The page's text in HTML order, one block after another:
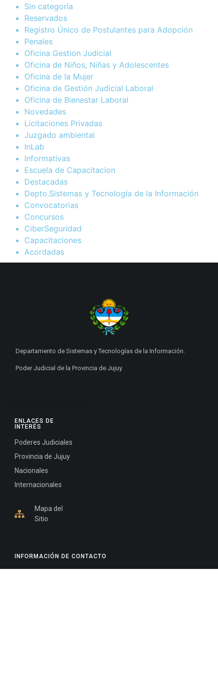
Sin categoría
Reservados
Registro Único de Postulantes para Adopción
Penales
Oficina Gestion Judicial
Oficina de Niños, Niñas y Adolescentes
Oficina de la Mujer
Oficina de Gestión Judicial Laboral
Oficina de Bienestar Laboral
Novedades
Licitaciones Privadas
Juzgado ambiental
InLab
Informativas
Escuela de Capacitacion
Destacadas
Depto.Sistemas y Tecnología de la Información
Convocatorias
Concursos
CiberSeguridad
Capacitaciones
Acordadas
INFORMACIÓN DE CONTACTO
ENLACES DE
INTERÉS
Poderes Judiciales
Provincia de Jujuy
Nacionales
Internacionales
Mapa del
Sitio
Departamento de Sistemas y Tecnologías de la Información.
Poder Judicial de la Provincia de Jujuy